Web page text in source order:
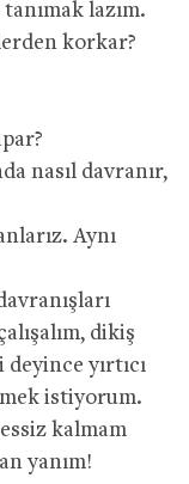
lazım.
korkar?
nasıl davranır,
Aynı
dikiş
yırtıcı
istiyorum.
kalmam
yanım!